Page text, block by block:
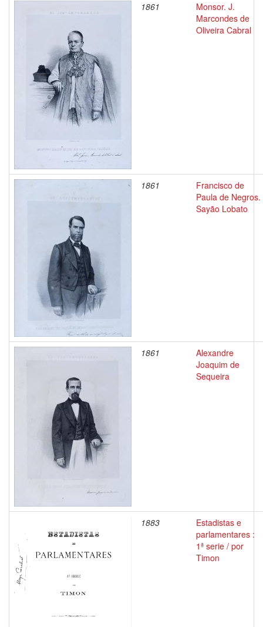
1861
Monsor. J.
Marcondes de
Oliveira Cabral
1861
Francisco de
Paula de Negros.
Sayão Lobato
1861
Alexandre
Joaquim de
Sequeira
1883
Estadistas e
parlamentares :
1ª serie / por
Timon